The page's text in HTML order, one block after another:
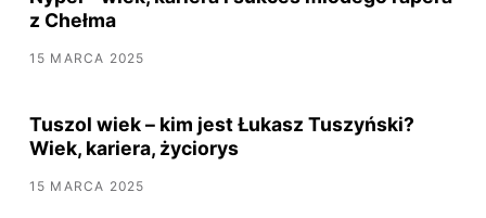
z Chełma
15 MARCA 2025
Tuszol wiek – kim jest Łukasz Tuszyński?
Wiek, kariera, życiorys
15 MARCA 2025